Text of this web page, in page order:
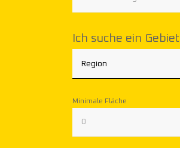
Ich suche ein Gebiet
Region
Minimale Fläche